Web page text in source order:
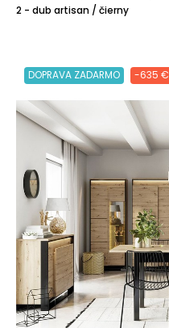
2 - dub artisan / čierny
DOPRAVA ZADARMO -635 €